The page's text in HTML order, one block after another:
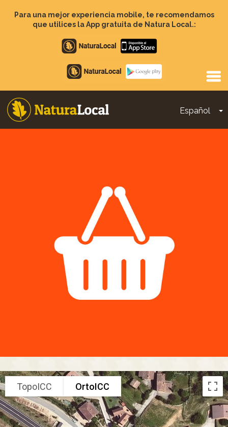
contenido
Para una mejor experiencia mobile, te recomendamos
que utilices la App gratuita de Natura Local.:
Apple
store
Google
Play
Español
Main
TopoICC OrtoICC